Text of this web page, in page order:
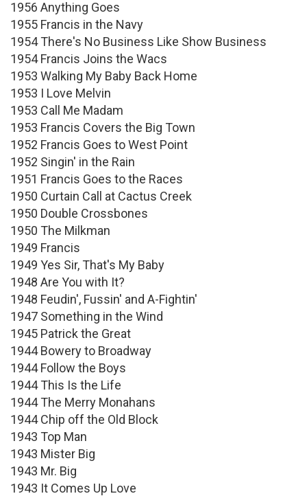
1956 Anything Goes
1955 Francis in the Navy
1954 There's No Business Like Show Business
1954 Francis Joins the Wacs
1953 Walking My Baby Back Home
1953 I Love Melvin
1953 Call Me Madam
1953 Francis Covers the Big Town
1952 Francis Goes to West Point
1952 Singin' in the Rain
1951 Francis Goes to the Races
1950 Curtain Call at Cactus Creek
1950 Double Crossbones
1950 The Milkman
1949 Francis
1949 Yes Sir, That's My Baby
1948 Are You with It?
1948 Feudin', Fussin' and A-Fightin'
1947 Something in the Wind
1945 Patrick the Great
1944 Bowery to Broadway
1944 Follow the Boys
1944 This Is the Life
1944 The Merry Monahans
1944 Chip off the Old Block
1943 Top Man
1943 Mister Big
1943 Mr. Big
1943 It Comes Up Love